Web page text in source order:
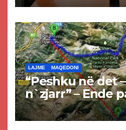
LAJME MAQEDONI
“Peshku në det
n`zjarr” – Ende
projekti i tunelit,
Tetovës nis